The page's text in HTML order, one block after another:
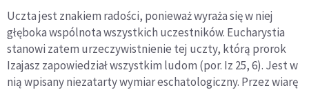
Uczta jest znakiem radości, ponieważ wyraża się w niej
głęboka wspólnota wszystkich uczestników. Eucharystia
stanowi zatem urzeczywistnienie tej uczty, którą prorok
Izajasz zapowiedział wszystkim ludom (por. Iz 25, 6). Jest w
nią wpisany niezatarty wymiar eschatologiczny. Przez wiarę